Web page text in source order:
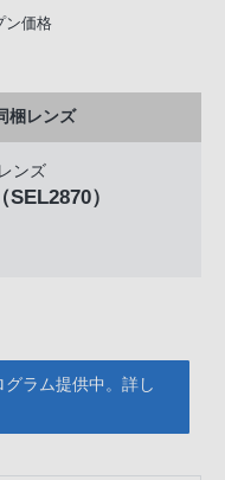
ン価格
梱レンズ
ンズ
（SEL2870）
ラム提供中。詳し